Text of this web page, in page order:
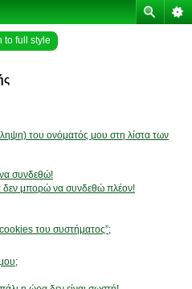
to full style
του ονόματός μου στη λίστα των
συνδεθώ!
δεν μπορώ να συνδεθώ πλέον!
του συστήματος”;